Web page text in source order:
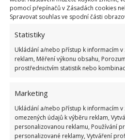
pomocí přepínačů v Zásadách cookies
Spravovat souhlas ve spodní části
Statistiky
Ukládání a/nebo přístup k informacím v
reklam, Měření výkonu obsahu,
prostřednictvím statistik nebo
Marketing
Ukládání a/nebo přístup k informacím v
omezených údajů k výběru reklam,
personalizovanou reklamu, Používání
personalizované reklamy, Vytváření
OBLÍBENÉ ČLÁNKY
Pokuta až 10 000 Kč
nesekání trávy.
Kdo je zažil, bez
12.5.2026